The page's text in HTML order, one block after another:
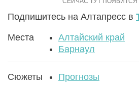
Подпишитесь на Алтапресс в
Места
Алтайский край
Барнаул
Сюжеты Прогнозы